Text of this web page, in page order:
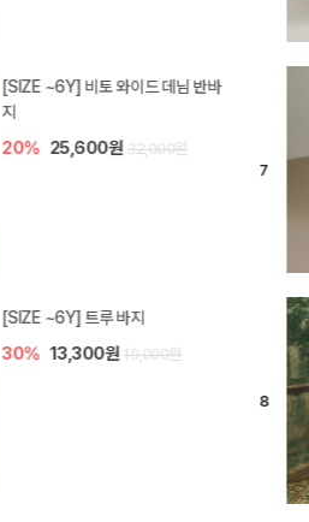
[SIZE ~6Y] 라핀 카프리 팬츠
30%
엘로디 니트 아기 바지
20% 16,000원 20,000원